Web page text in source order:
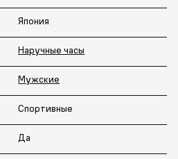
Япония
Наручные часы
Мужские
Спортивные
Да